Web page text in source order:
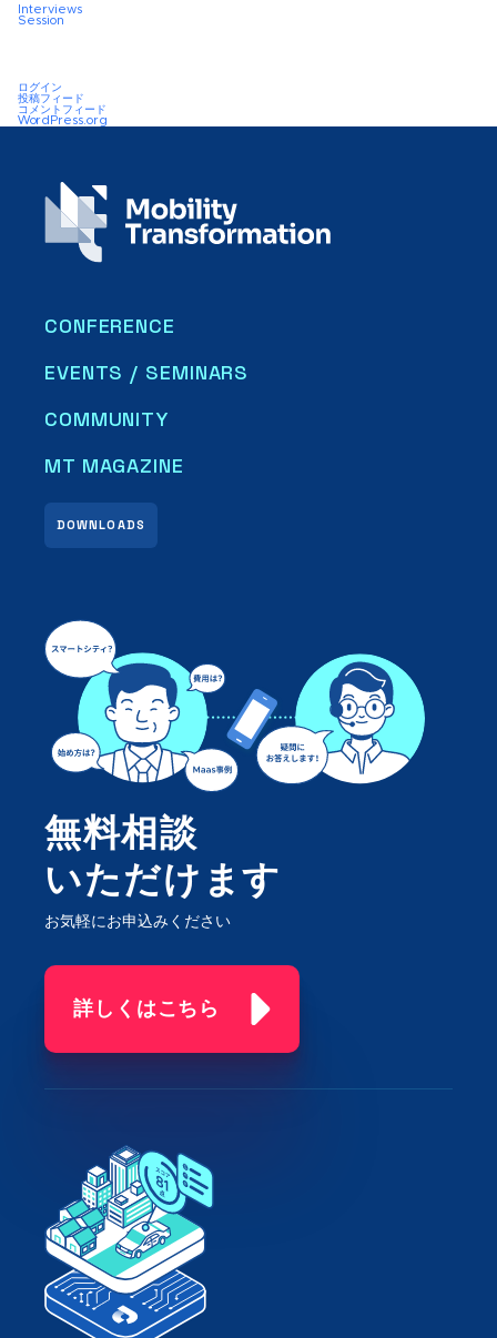
Interviews
Session
ログイン
投稿フィード
コメントフィード
WordPress.org
CONFERENCE
EVENTS / SEMINARS
COMMUNITY
DOWNLOADS
MT MAGAZINE
無料相談
いただけます
お気軽にお申込みください
詳しくはこちら